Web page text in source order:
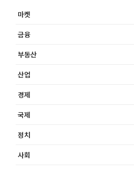
마켓
금융
부동산
산업
경제
국제
정치
사회